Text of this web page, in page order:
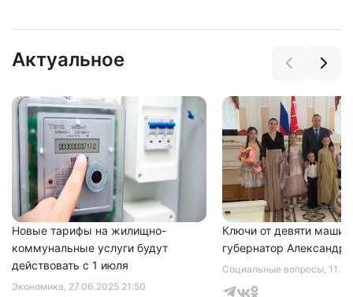
Актуальное
Экономика, 27.06.2025 21:50
Новые тарифы на жилищно-
коммунальные услуги будут
действовать с 1 июля
Социальные вопросы,
Ключи от девяти машин
губернатор Александр
Нажимая на кнопку "Отправить" вы
соглашаетесь сполитикой конфиденциальности